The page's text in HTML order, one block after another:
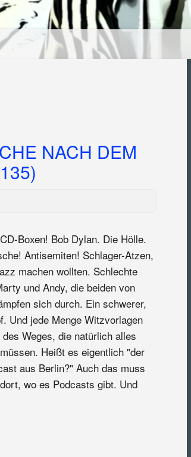
NACH DEM
Boxen! Bob Dylan. Die Hölle.
Antisemiten! Schlager-Atzen,
machen wollten. Schlechte
und Andy, die beiden von
sich durch. Ein schwerer,
Und jede Menge Witzvorlagen
Weges, die natürlich alles
Heißt es eigentlich "der
aus Berlin?" Auch das muss
wo es Podcasts gibt. Und